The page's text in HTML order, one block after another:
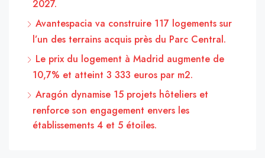
2027.
Avantespacia va construire 117 logements sur
l’un des terrains acquis près du Parc Central.
Le prix du logement à Madrid augmente de
10,7% et atteint 3 333 euros par m2.
Aragón dynamise 15 projets hôteliers et
renforce son engagement envers les
établissements 4 et 5 étoiles.